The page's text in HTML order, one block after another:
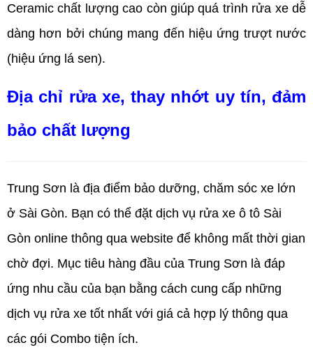
Ceramic chất lượng cao còn giúp quá trình rửa xe dễ
dàng hơn bởi chúng mang đến hiệu ứng trượt nước
(hiệu ứng lá sen).
Địa chỉ rửa xe, thay nhớt uy tín, đảm
bảo chất lượng
Trung Sơn là địa điểm bảo dưỡng, chăm sóc xe lớn
ở Sài Gòn. Bạn có thể đặt dịch vụ rửa xe ô tô Sài
Gòn online thông qua website để không mất thời gian
chờ đợi. Mục tiêu hàng đầu của Trung Sơn là đáp
ứng nhu cầu của bạn bằng cách cung cấp những
dịch vụ rửa xe tốt nhất với giá cả hợp lý thông qua
các gói Combo tiện ích.